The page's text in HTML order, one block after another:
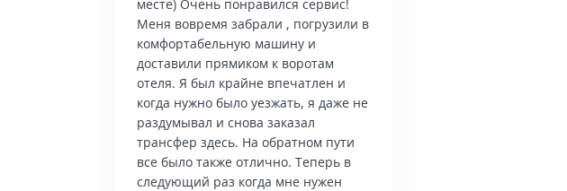
месте) Очень понравился сервис!
Меня вовремя забрали , погрузили в
комфортабельную машину и
доставили прямиком к воротам
отеля. Я был крайне впечатлен и
когда нужно было уезжать, я даже не
раздумывал и снова заказал
трансфер здесь. На обратном пути
все было также отлично. Теперь в
следующий раз когда мне нужен